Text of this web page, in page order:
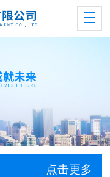
点击更多